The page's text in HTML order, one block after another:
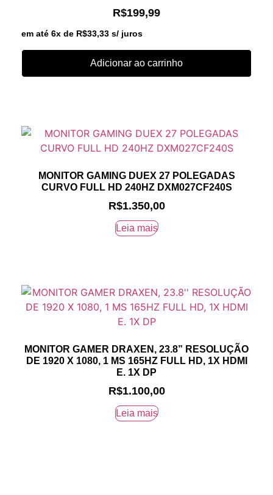
R$199,99
em até 6x de R$33,33 s/ juros
Adicionar ao carrinho
MONITOR GAMING DUEX 27 POLEGADAS
CURVO FULL HD 240HZ DXM027CF240S
R$1.350,00
Leia mais
MONITOR GAMER DRAXEN, 23.8” RESOLUÇÃO
DE 1920 X 1080, 1 MS 165HZ FULL HD, 1X HDMI
E. 1X DP
R$1.100,00
Leia mais